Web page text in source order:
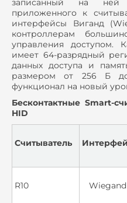
записанный на ней
приложенного к
интерфейсы Виганд
контроллерам
управления доступом.
имеет 64-разрядный
данных доступа и
размером от 256 Б
функционал на новый
Бесконтактные Smart-
HID
Считыватель
R10 Wiegand